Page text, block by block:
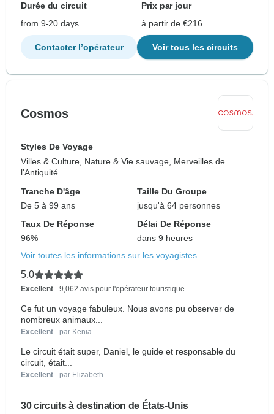
Durée du circuit
Prix par jour
from 9-20 days
à partir de €216
Contacter l’opérateur Voir tous les circuits
Cosmos
Styles De Voyage
Villes & Culture, Nature & Vie sauvage, Merveilles de
l'Antiquité
Tranche D'âge
De 5 à 99 ans
Taille Du Groupe
jusqu'à 64 personnes
Taux De Réponse
96%
Délai De Réponse
dans 9 heures
Voir toutes les informations sur les voyagistes
5.0
Excellent - 9,062 avis pour l'opérateur touristique
Ce fut un voyage fabuleux. Nous avons pu observer de
nombreux animaux...
Excellent - par Kenia
Le circuit était super, Daniel, le guide et responsable du
circuit, était...
Excellent - par Elizabeth
30 circuits à destination de États-Unis